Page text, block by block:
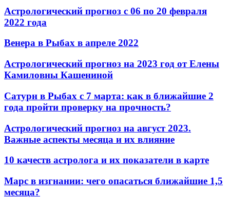
Астрологический прогноз с 06 по 20 февраля
2022 года
Венера в Рыбах в апреле 2022
Астрологический прогноз на 2023 год от Елены
Камиловны Кашениной
Сатурн в Рыбах с 7 марта: как в ближайшие 2
года пройти проверку на прочность?
Астрологический прогноз на август 2023.
Важные аспекты месяца и их влияние
10 качеств астролога и их показатели в карте
Марс в изгнании: чего опасаться ближайшие 1,5
месяца?